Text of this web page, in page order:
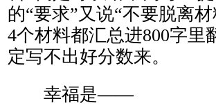
的“要求”又说“不要脱离
4个材料都汇总进800字
定写不出好分数来。
幸福是——